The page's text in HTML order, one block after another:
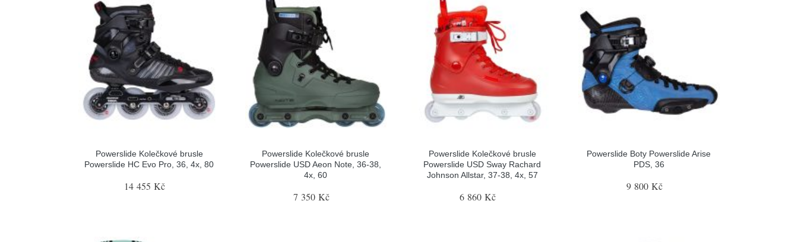
Powerslide Kolečkové brusle
Powerslide HC Evo Pro, 36, 4x, 80
14 455 Kč
Powerslide Kolečkové brusle
Powerslide USD Aeon Note, 36-38,
4x, 60
7 350 Kč
Powerslide Kolečkové brusle
Powerslide USD Sway Rachard
Johnson Allstar, 37-38, 4x, 57
6 860 Kč
Powerslide Boty Powerslide Arise
PDS, 36
9 800 Kč